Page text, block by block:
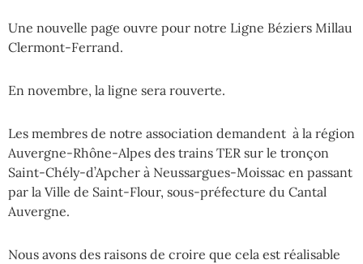
Une nouvelle page ouvre pour notre Ligne Béziers Millau
Clermont-Ferrand.
En novembre, la ligne sera rouverte.
Les membres de notre association demandent à la région
Auvergne-Rhône-Alpes des trains TER sur le tronçon
Saint-Chély-d’Apcher à Neussargues-Moissac en passant
par la Ville de Saint-Flour, sous-préfecture du Cantal
Auvergne.
Nous avons des raisons de croire que cela est réalisable